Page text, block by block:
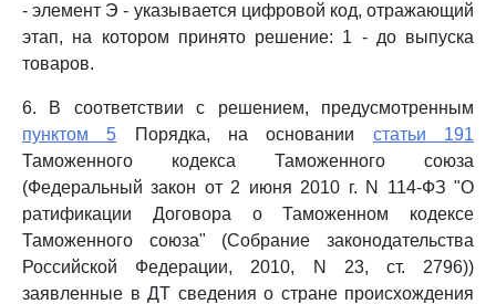
- элемент Э - указывается цифровой код, отражающий
этап, на котором принято решение: 1 - до выпуска
товаров.
6. В соответствии с решением, предусмотренным
пунктом 5 Порядка, на основании статьи 191
Таможенного кодекса Таможенного союза
(Федеральный закон от 2 июня 2010 г. N 114-ФЗ "О
ратификации Договора о Таможенном кодексе
Таможенного союза" (Собрание законодательства
Российской Федерации, 2010, N 23, ст. 2796))
заявленные в ДТ сведения о стране происхождения